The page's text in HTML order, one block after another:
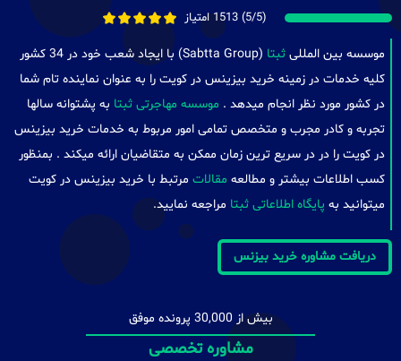
(5/5) 1513 امتیاز
موسسه بین المللی ثبتا
(Sabtta Group) با ایجاد شعب خود در 34 کشور
کلیه خدمات در زمینه خرید بیزینس در کویت را به عنوان نماینده تام شما
در کشور مورد نظر انجام میدهد . موسسه مهاجرتی ثبتا به پشتوانه سالها
تجربه و کادر مجرب و متخصص تمامی امور مربوط به خدمات خرید بیزینس
در کویت را در در سریع ترین زمان ممکن به متقاضیان ارائه میکند . بمنظور
کسب اطلاعات بیشتر و مطالعه مقالات مرتبط با خرید بیزینس در کویت
میتوانید به پایگاه اطلاعاتی ثبتا مراجعه نمایید.
دریافت مشاوره خرید بیزنس
بیش از 30,000 پرونده موفق
مشاوره تخصصی